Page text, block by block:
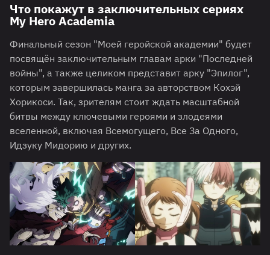
Что покажут в заключительных сериях
My Hero Academia
Финальный сезон "Моей геройской академии" будет
посвящён заключительным главам арки "Последней
войны", а также целиком представит арку "Эпилог",
которым завершилась манга за авторством Кохэй
Хорикоси. Так, зрителям стоит ждать масштабной
битвы между ключевыми героями и злодеями
вселенной, включая Всемогущего, Все За Одного,
Идзуку Мидорию и других.